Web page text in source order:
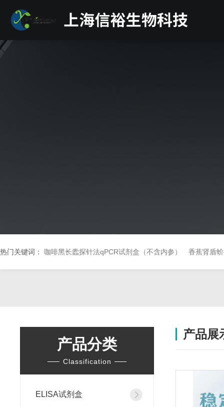
热门关键词： 咖啡黑长蠹探针法qPCR试剂盒（不含内参） 香蕉肾盾
产品分类
Classification
ELISA试剂盒
产品展